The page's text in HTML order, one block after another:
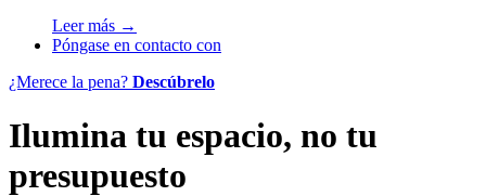
Leer más →
Póngase en contacto con
¿Merece la pena? Descúbrelo
Ilumina tu espacio, no tu
presupuesto